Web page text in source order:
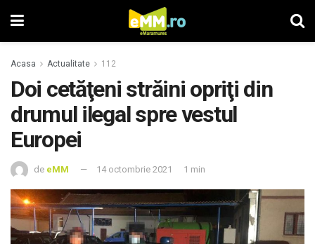
Acasa Actualitate 112
Doi cetăţeni străini opriţi din
drumul ilegal spre vestul
Europei
de eMM 14 octombrie 2021 1 min